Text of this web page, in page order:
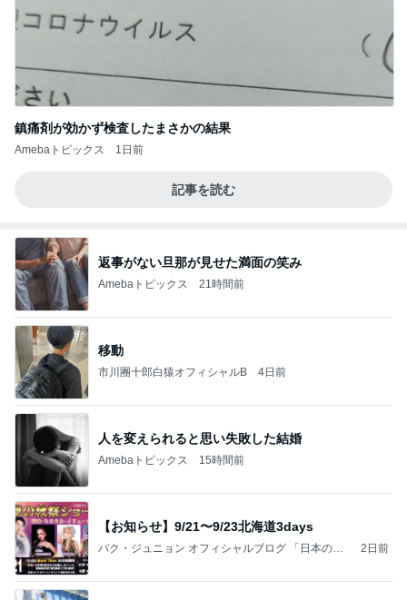
鎮痛剤が効かず検査したまさかの結果
Amebaトピックス 1日前
記事を読む
返事がない旦那が見せた満面の笑み
Amebaトピックス 21時間前
移動
市川團十郎白猿オフィシャルB 4日前
人を変えられると思い失敗した結婚
Amebaトピックス 15時間前
【お知らせ】9/21〜9/23北海道3days
パク・ジュニョン オフィシャルブログ 「日本の
2日前